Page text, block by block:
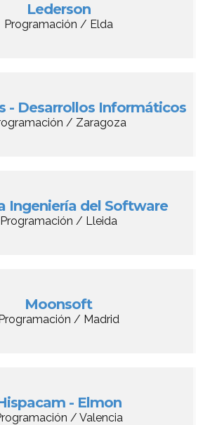
Lederson
Programación / Elda
- Desarrollos Informáticos
/ Zaragoza
Ingeniería del Software
Programación / Lleida
Moonsoft
/ Madrid
- Elmon
/ Valencia